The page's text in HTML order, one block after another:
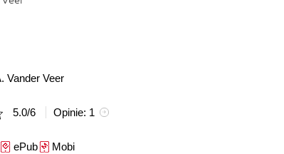
Vander Veer
5.0/6 Opinie: 1
ePubMobi